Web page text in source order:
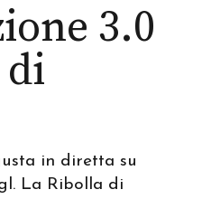
3.0
in diretta su
La Ribolla di